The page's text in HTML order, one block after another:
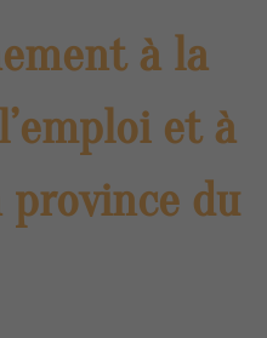
à la
et à
province du